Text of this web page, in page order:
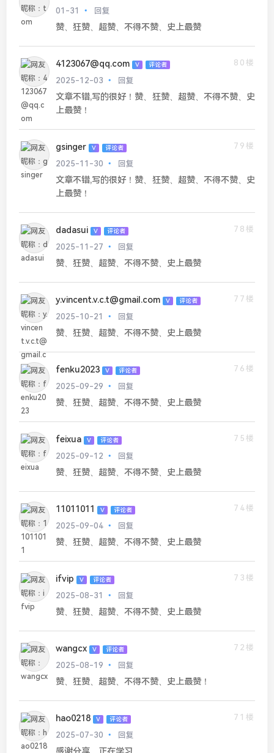
01-31
回复
赞、狂赞、超赞、不得不赞、史上最赞
4123067@qq.com V 评论者
80楼
2025-12-03
回复
文章不错,写的很好！赞、狂赞、超赞、不得不赞、史
上最赞！
gsinger V 评论者
79楼
2025-11-30
回复
文章不错,写的很好！赞、狂赞、超赞、不得不赞、史
上最赞！
dadasui V 评论者
78楼
2025-11-27
回复
赞、狂赞、超赞、不得不赞、史上最赞
y.vincent.v.c.t@gmail.com V 评论者
77楼
2025-10-21
回复
赞、狂赞、超赞、不得不赞、史上最赞
fenku2023 V 评论者
76楼
2025-09-29
回复
赞、狂赞、超赞、不得不赞、史上最赞
feixua V 评论者
75楼
2025-09-12
回复
赞、狂赞、超赞、不得不赞、史上最赞
11011011 V 评论者
74楼
2025-09-04
回复
赞、狂赞、超赞、不得不赞、史上最赞
ifvip V 评论者
73楼
2025-08-31
回复
赞、狂赞、超赞、不得不赞、史上最赞
wangcx V 评论者
72楼
2025-08-19
回复
赞、狂赞、超赞、不得不赞、史上最赞！
hao0218 V 评论者
71楼
2025-07-30
回复